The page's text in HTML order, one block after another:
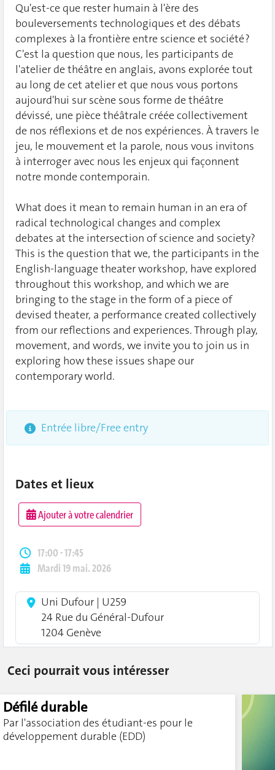
Qu'est-ce que rester humain à l'ère des
bouleversements technologiques et des débats
complexes à la frontière entre science et société ?
C'est la question que nous, les participants de
l'atelier de théâtre en anglais, avons explorée tout
au long de cet atelier et que nous vous portons
aujourd'hui sur scène sous forme de théâtre
dévissé, une pièce théâtrale créée collectivement
de nos réflexions et de nos expériences. À travers le
jeu, le mouvement et la parole, nous vous invitons
à interroger avec nous les enjeux qui façonnent
notre monde contemporain.
What does it mean to remain human in an era of
radical technological changes and complex
debates at the intersection of science and society?
This is the question that we, the participants in the
English-language theater workshop, have explored
throughout this workshop, and which we are
bringing to the stage in the form of a piece of
devised theater, a performance created collectively
from our reflections and experiences. Through play,
movement, and words, we invite you to join us in
exploring how these issues shape our
contemporary world.
Entrée libre/Free entry
Dates et lieux
Ajouter à votre calendrier
17:00 - 17:45
Mardi 19 mai. 2026
Uni Dufour | U259
24 Rue du Général-Dufour
1204 Genève
Ceci pourrait vous intéresser
Défilé durable
Par l'association des étudiant-es pour le
développement durable (EDD)